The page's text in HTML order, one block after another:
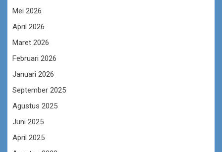
Mei 2026
April 2026
Maret 2026
Februari 2026
Januari 2026
September 2025
Agustus 2025
Juni 2025
April 2025